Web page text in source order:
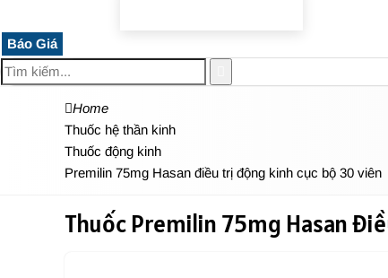
Báo Giá
Home
Thuốc hệ thần kinh
Thuốc động kinh
Premilin 75mg Hasan điều trị động kinh cục bộ 30 viên
Thuốc Premilin 75mg Hasan